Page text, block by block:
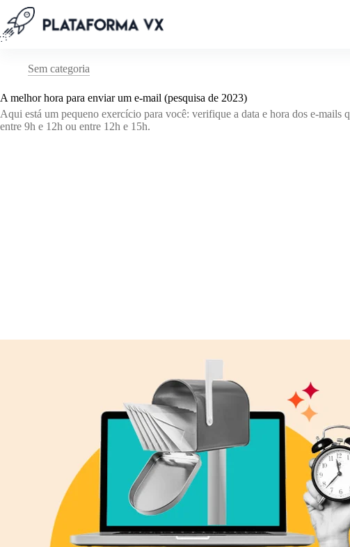
para
o
conteúdo
Sem categoria
A melhor hora para enviar um e-mail (pesquisa de 2023)
Aqui está um pequeno exercício para você: verifique a data e hora dos e-mails
entre 9h e 12h ou entre 12h e 15h.